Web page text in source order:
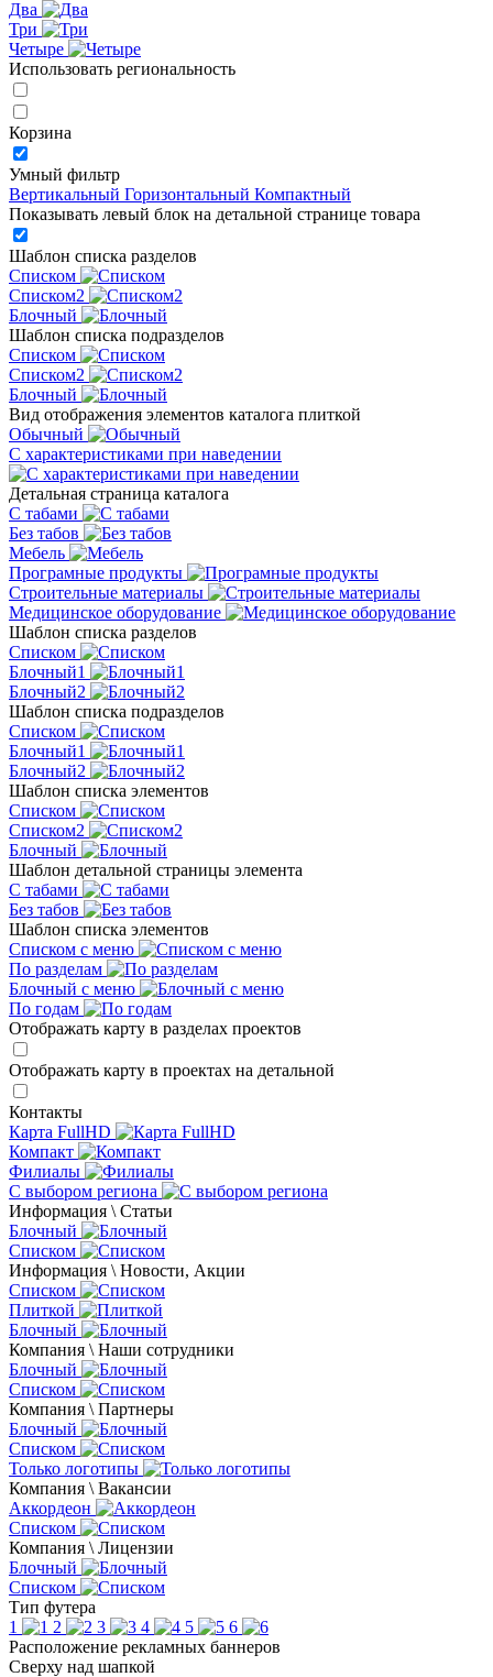
Два
Три
Четыре
Использовать региональность
Корзина
Умный фильтр
Вертикальный Горизонтальный Компактный
Показывать левый блок на детальной странице товара
Шаблон списка разделов
Списком
Списком2
Блочный
Шаблон списка подразделов
Списком
Списком2
Блочный
Вид отображения элементов каталога плиткой
Обычный
С характеристиками при наведении
Детальная страница каталога
С табами
Без табов
Мебель
Програмные продукты
Строительные материалы
Медицинское оборудование
Шаблон списка разделов
Списком
Блочный1
Блочный2
Шаблон списка подразделов
Списком
Блочный1
Блочный2
Шаблон списка элементов
Списком
Списком2
Блочный
Шаблон детальной страницы элемента
С табами
Без табов
Шаблон списка элементов
Списком c меню
По разделам
Блочный с меню
По годам
Отображать карту в разделах проектов
Отображать карту в проектах на детальной
Контакты
Карта FullHD
Компакт
Филиалы
С выбором региона
Информация \ Статьи
Блочный
Списком
Информация \ Новости, Акции
Списком
Плиткой
Блочный
Компания \ Наши сотрудники
Блочный
Списком
Компания \ Партнеры
Блочный
Списком
Только логотипы
Компания \ Вакансии
Аккордеон
Списком
Компания \ Лицензии
Блочный
Списком
Тип футера
1
2 3 4 5
6
Расположение рекламных баннеров
Сверху над шапкой